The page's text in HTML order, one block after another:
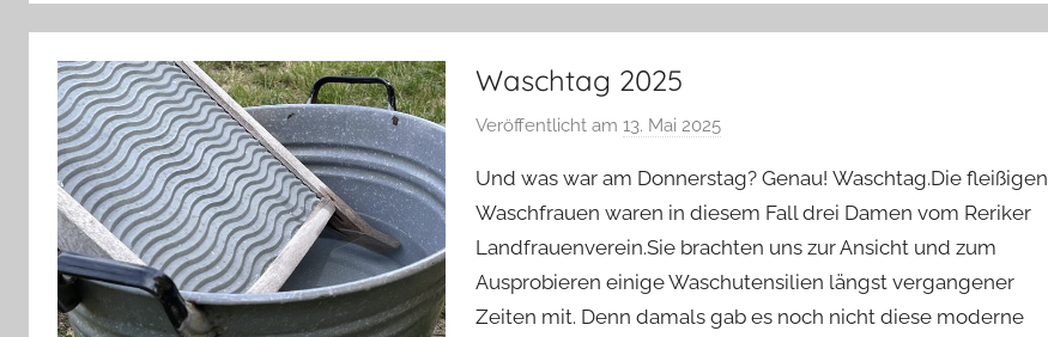
Waschtag 2025
Veröffentlicht am13. Mai 2025
n
H
.
R
.
Und was war am Donnerstag? Genau! Waschtag.Die fleißigen
Waschfrauen waren in diesem Fall drei Damen vom Reriker
Landfrauenverein.Sie brachten uns zur Ansicht und zum
Ausprobieren einige Waschutensilien längst vergangener
Zeiten mit. Denn damals gab es noch nicht diese moderne